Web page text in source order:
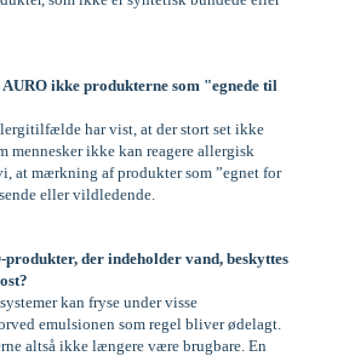
ikke produkterne som "egnede til
har vist, at der stort set ikke
mennesker ikke kan reagere allergisk
at mærkning af produkter som ”egnet for
eller vildledende.
der indeholder vand, beskyttes
kan fryse under visse
emulsionen som regel bliver ødelagt.
altså ikke længere være brugbare. En